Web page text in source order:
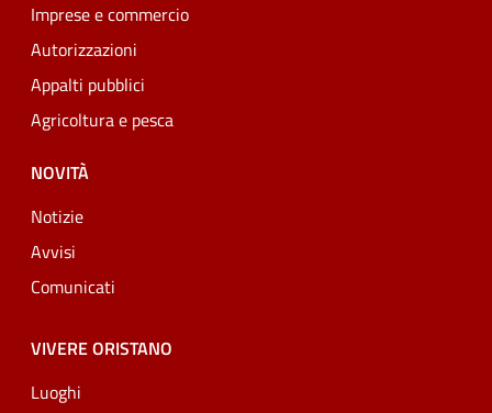
Imprese e commercio
Autorizzazioni
Appalti pubblici
Agricoltura e pesca
NOVITÀ
Notizie
Avvisi
Comunicati
VIVERE ORISTANO
Luoghi